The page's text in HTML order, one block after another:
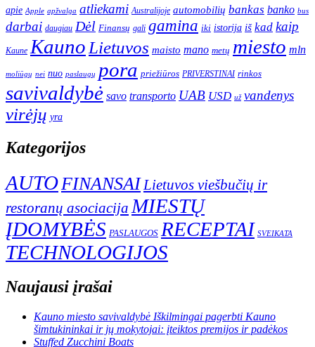
apie Apple apžvalga atliekami Australijoje automobilių bankas banko bus
darbai daugiau Dėl Finansų gali gamina iki istorija iš kad kaip
Kaune Kauno Lietuvos maisto mano metų miesto mln
moliūgų nei nuo paslaugų pora priežiūros PRIVERSTINAI rinkos
savivaldybė savo transporto UAB USD už vandenys
virėjų yra
Kategorijos
AUTO FINANSAI Lietuvos viešbučių ir
restoranų asociacija MIESTŲ
ĮDOMYBĖS PASLAUGOS RECEPTAI SVEIKATA
TECHNOLOGIJOS
Naujausi įrašai
Kauno miesto savivaldybė Iškilmingai pagerbti Kauno
šimtukininkai ir jų mokytojai: įteiktos premijos ir padėkos
Stuffed Zucchini Boats